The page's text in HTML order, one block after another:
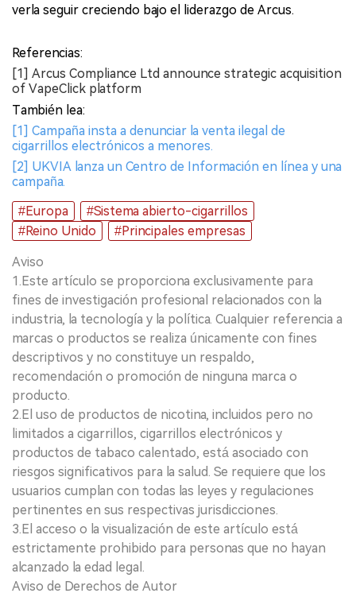
verla seguir creciendo bajo el liderazgo de Arcus.
Referencias:
[1] Arcus Compliance Ltd announce strategic acquisition
of VapeClick platform
También lea:
[1] Campaña insta a denunciar la venta ilegal de
cigarrillos electrónicos a menores.
[2] UKVIA lanza un Centro de Información en línea y una
campaña.
#Europa
#Sistema abierto-cigarrillos
#Reino Unido
#Principales empresas
Aviso
1.Este artículo se proporciona exclusivamente para
fines de investigación profesional relacionados con la
industria, la tecnología y la política. Cualquier referencia a
marcas o productos se realiza únicamente con fines
descriptivos y no constituye un respaldo,
recomendación o promoción de ninguna marca o
producto.
2.El uso de productos de nicotina, incluidos pero no
limitados a cigarrillos, cigarrillos electrónicos y
productos de tabaco calentado, está asociado con
riesgos significativos para la salud. Se requiere que los
usuarios cumplan con todas las leyes y regulaciones
pertinentes en sus respectivas jurisdicciones.
3.El acceso o la visualización de este artículo está
estrictamente prohibido para personas que no hayan
alcanzado la edad legal.
Aviso de Derechos de Autor